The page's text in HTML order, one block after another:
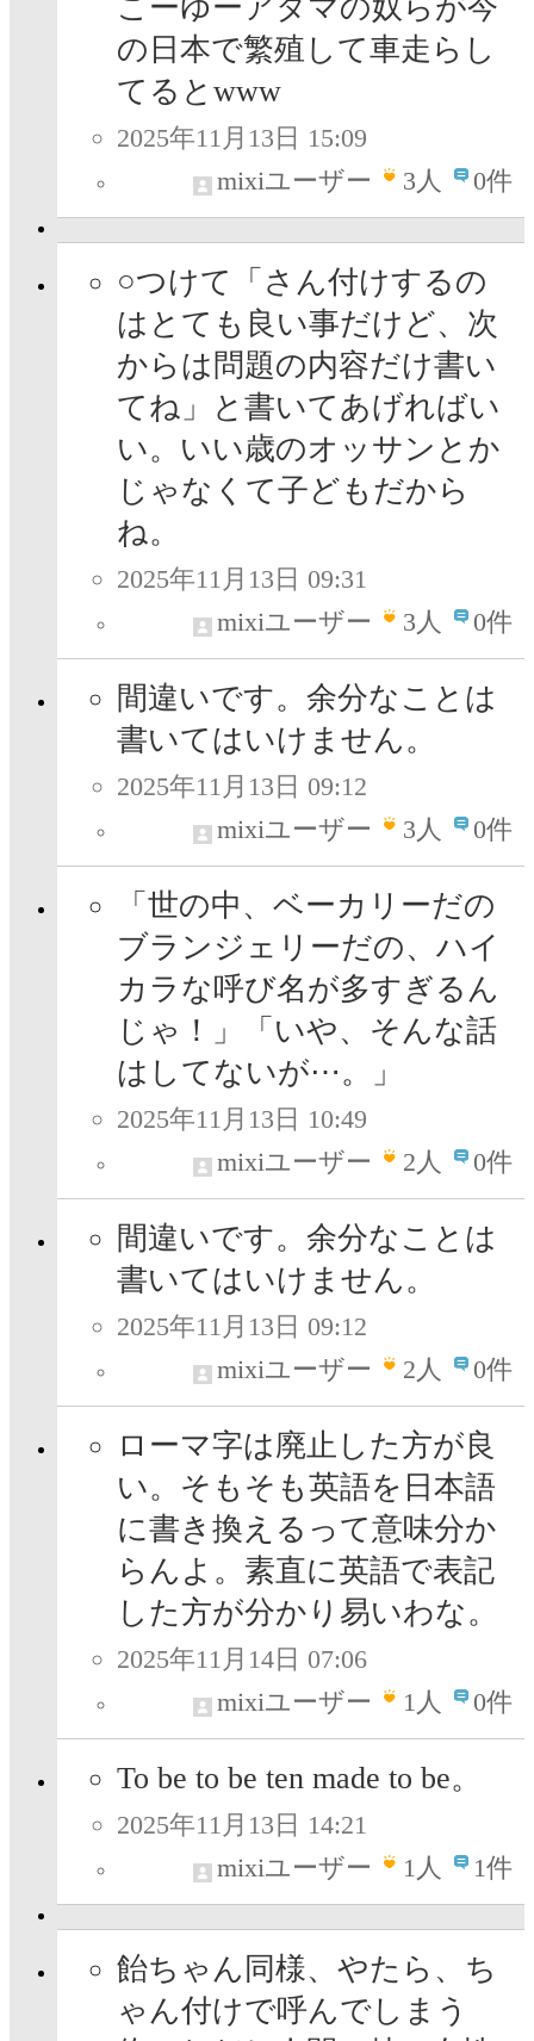
こーゆーアタマの奴らが今
の日本で繁殖して車走らし
てるとwww
2025年11月13日 15:09
mixiユーザー
3人 0件
○つけて「さん付けするの
はとても良い事だけど、次
からは問題の内容だけ書い
てね」と書いてあげればい
い。いい歳のオッサンとか
じゃなくて子どもだから
ね。
2025年11月13日 09:31
mixiユーザー
3人 0件
間違いです。余分なことは
書いてはいけません。
2025年11月13日 09:12
mixiユーザー
3人 0件
「世の中、ベーカリーだの
ブランジェリーだの、ハイ
カラな呼び名が多すぎるん
じゃ！」「いや、そんな話
はしてないが⋯。」
2025年11月13日 10:49
mixiユーザー
2人 0件
間違いです。余分なことは
書いてはいけません。
2025年11月13日 09:12
mixiユーザー
2人 0件
ローマ字は廃止した方が良
い。そもそも英語を日本語
に書き換えるって意味分か
らんよ。素直に英語で表記
した方が分かり易いわな。
2025年11月14日 07:06
mixiユーザー
1人 0件
To be to be ten made to be。
2025年11月13日 14:21
mixiユーザー
1人 1件
飴ちゃん同様、やたら、ち
ゃん付けで呼んでしまう